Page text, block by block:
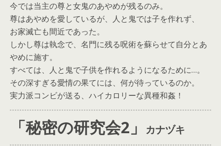
今では当主の尊と女鬼のあやめが残るのみ。
尊はあやめを愛しているが、人と鬼では子を作れず、
お家滅亡も間近であった。
しかし尊は執念で、名門に残る呪術を蘇らせて自分とあ
やめに施す。
すべては、人と鬼で子供を作れるようになるために…。
その深すぎる愛情の果てには、何が待っているのか。
実力派コンビが送る、ハイカロリーな異種和姦！
「秘密の研究会2」 カナヅキ